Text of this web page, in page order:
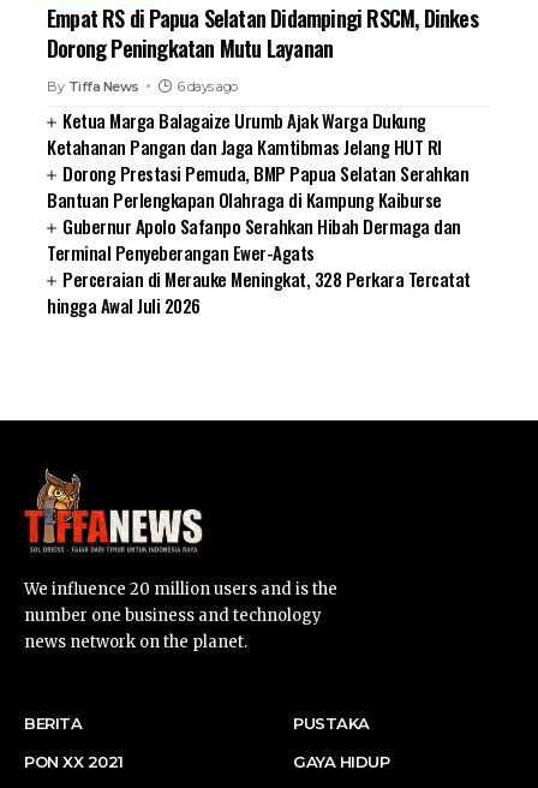
Empat RS di Papua Selatan Didampingi RSCM, Dinkes
Dorong Peningkatan Mutu Layanan
By Tiffa News 6 days ago
Ketua Marga Balagaize Urumb Ajak Warga Dukung
Ketahanan Pangan dan Jaga Kamtibmas Jelang HUT RI
Dorong Prestasi Pemuda, BMP Papua Selatan Serahkan
Bantuan Perlengkapan Olahraga di Kampung Kaiburse
Gubernur Apolo Safanpo Serahkan Hibah Dermaga dan
Terminal Penyeberangan Ewer-Agats
Perceraian di Merauke Meningkat, 328 Perkara Tercatat
hingga Awal Juli 2026
We influence 20 million users and is the
number one business and technology
news network on the planet.
BERITA
PON XX 2021
PUSTAKA
GAYA HIDUP